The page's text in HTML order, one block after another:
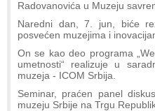
Radovanovića u Muzeju
Naredni dan, 7. jun, biće
posvećen muzejima i
On se kao deo programa
umetnosti“ realizuje u
muzeja - ICOM Srbija.
Seminar, praćen panel
muzeju Srbije na Trgu